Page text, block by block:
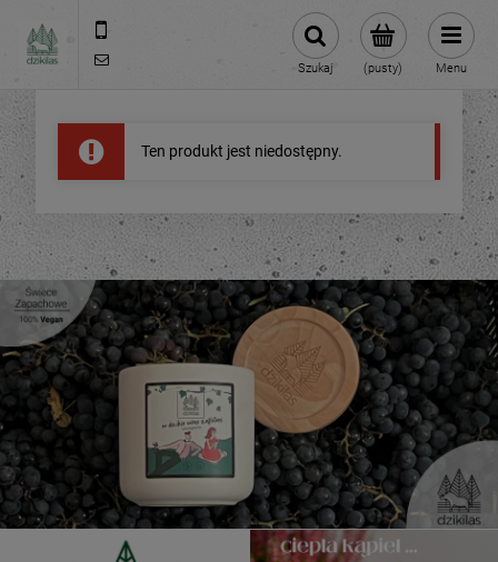
(pusty)
Szukaj Menu
Ten produkt jest niedostępny.